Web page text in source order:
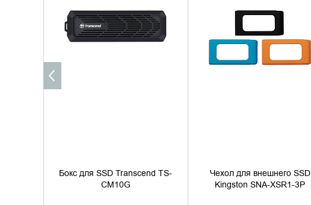
Бокс для SSD Transcend TS-
CM10G
УТОЧНИТЬ НАЛИЧИЕ
Чехол для внешнего SSD
Kingston SNA-XSR1-3P
УТОЧНИТЬ НАЛИЧИЕ